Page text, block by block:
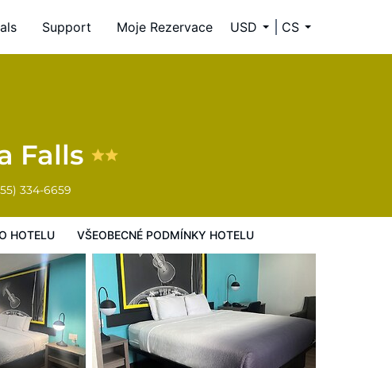
Support Moje Rezervace USD CS
Falls
334-6659
HOTELU VŠEOBECNÉ PODMÍNKY HOTELU
hotelu